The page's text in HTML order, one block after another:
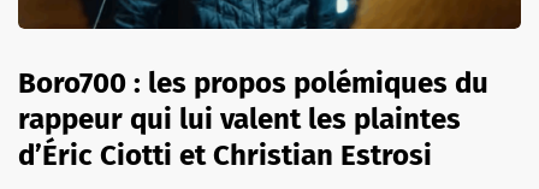
Boro700 : les propos polémiques du
rappeur qui lui valent les plaintes
d’Éric Ciotti et Christian Estrosi